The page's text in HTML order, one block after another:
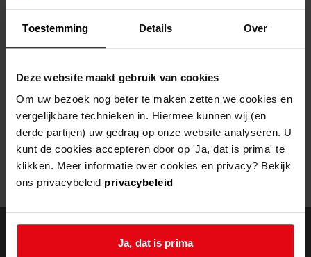
Toestemming Details Over
Deze website maakt gebruik van cookies
Om uw bezoek nog beter te maken zetten we cookies en
vergelijkbare technieken in. Hiermee kunnen wij (en
derde partijen) uw gedrag op onze website analyseren. U
kunt de cookies accepteren door op 'Ja, dat is prima' te
klikken. Meer informatie over cookies en privacy? Bekijk
ons privacybeleid privacybeleid
Ja, dat is prima
Helaas, er is een fout opgetreden
Mogelijk kunt u deze pagina niet bezoeken door:
een verouderde bladwijzer/favoriet
een zoekmachine heeft eenverouderde lijst van de website
eenfout getyptadres